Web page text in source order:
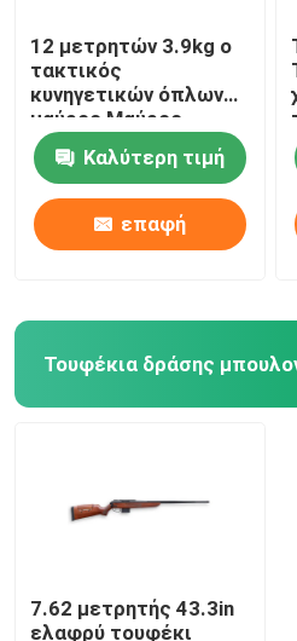
Πυροβοληθε'ντα μέρη
Πυρομαχικά κυνηγετικών
Εξαρτήματα πυροβόλων
12 μετρητών 3.9kg ο
τακτικός
κυνηγετικών όπλων
μαύρος Μαύρος
μεταλλινών
κυνηγετικών όπλων
άσσων τακτικός
Καλύτερη τιμή
επαφή
Τουφέκια δράσης
7.62 μετρητής 43.3in
ελαφρύ τουφέκι